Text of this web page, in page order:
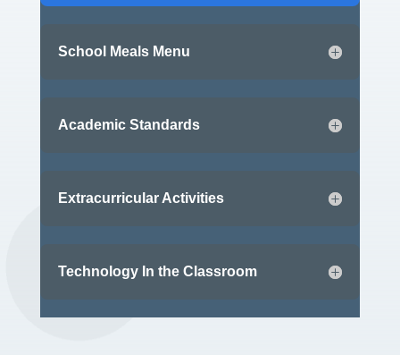
School Meals Menu
Academic Standards
Extracurricular Activities
Technology In the Classroom